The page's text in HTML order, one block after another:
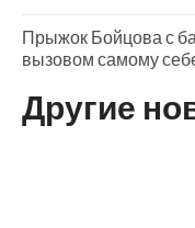
Прыжок Бойцова с
вызовом самому
Другие